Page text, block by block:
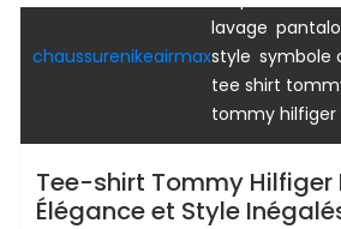
tee shirt
chaussurenikeairmax
lavage
style symbole
tee shirt
tommy hilfiger
Tee-shirt Tommy Hilfiger
Élégance et Style